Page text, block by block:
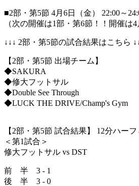
■2部・第5節 4月6日（金） 22:00～
（次の開催は1部・第6節！！開催は
↓↓↓ 2部・第5節の試合結果はこちら
【2部・第5節 出場チーム】
◆SAKURA
◆修大フットサル
◆Double See Through
◆LUCK THE DRIVE/Champ's Gym
【2部・第5節 試合結果】 12分ハー
＜第1試合＞
修大フットサル vs DST
前 半 3 - 1
後 半 3 - 0